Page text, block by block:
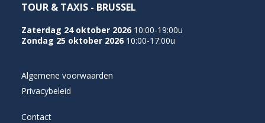
TOUR & TAXIS - BRUSSEL
Zaterdag 24 oktober 2026 10:00-19:00u
Zondag 25 oktober 2026 10:00-17:00u
Algemene voorwaarden
Privacybeleid
Contact